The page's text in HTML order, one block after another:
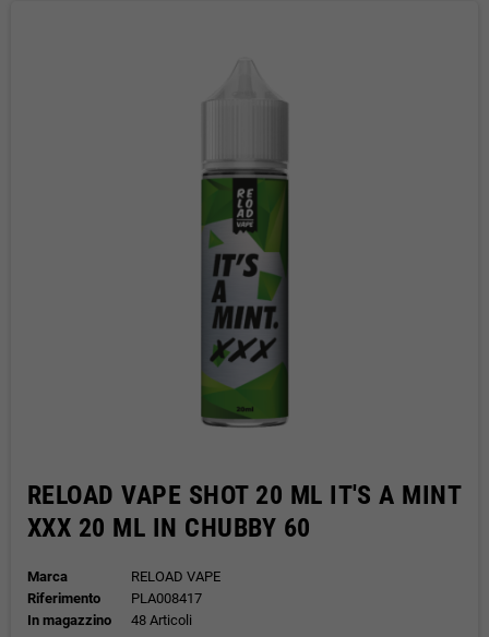
RELOAD VAPE SHOT 20 ML IT'S A MINT
XXX 20 ML IN CHUBBY 60
Marca
RELOAD VAPE
Riferimento
PLA008417
In magazzino
48 Articoli